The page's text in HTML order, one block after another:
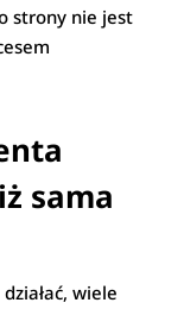
strony nie jest
sama
wiele